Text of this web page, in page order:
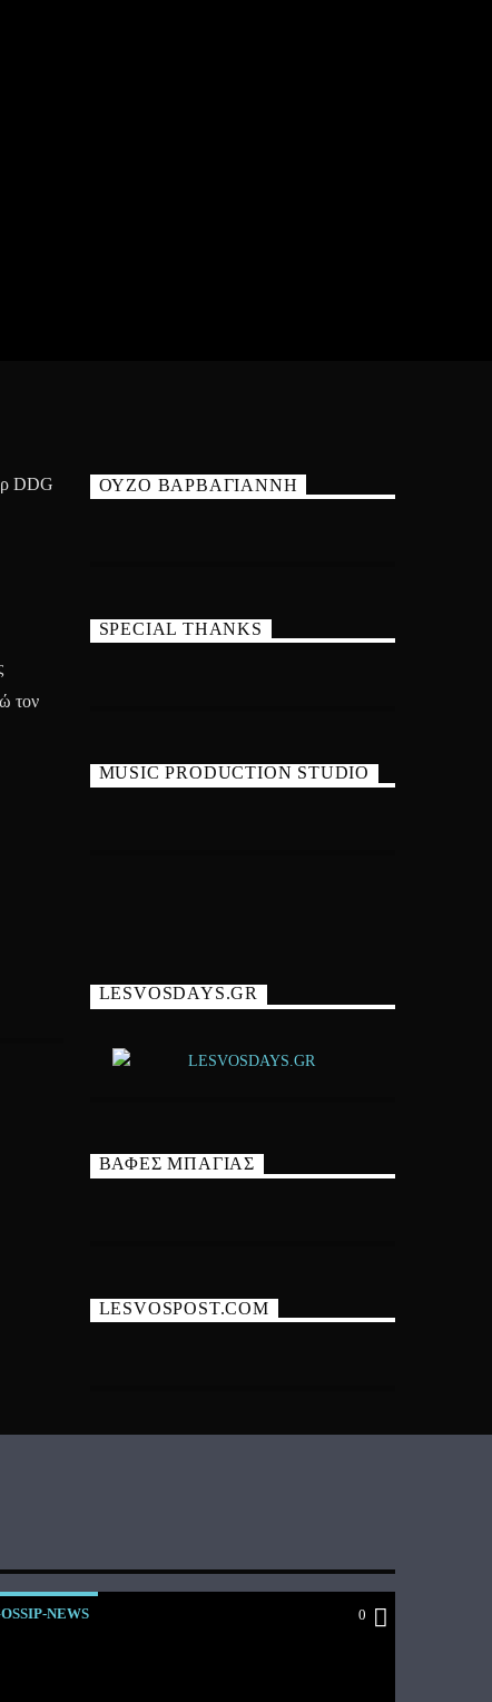
DDG
τον
ΟΥΖΟ ΒΑΡΒΑΓΙΑΝΝΗ
SPECIAL THANKS
MUSIC PRODUCTION STUDIO
LESVOSDAYS.GR
ΒΑΦΕΣ ΜΠΑΓΙΑΣ
LESVOSPOST.COM
NEWS 0